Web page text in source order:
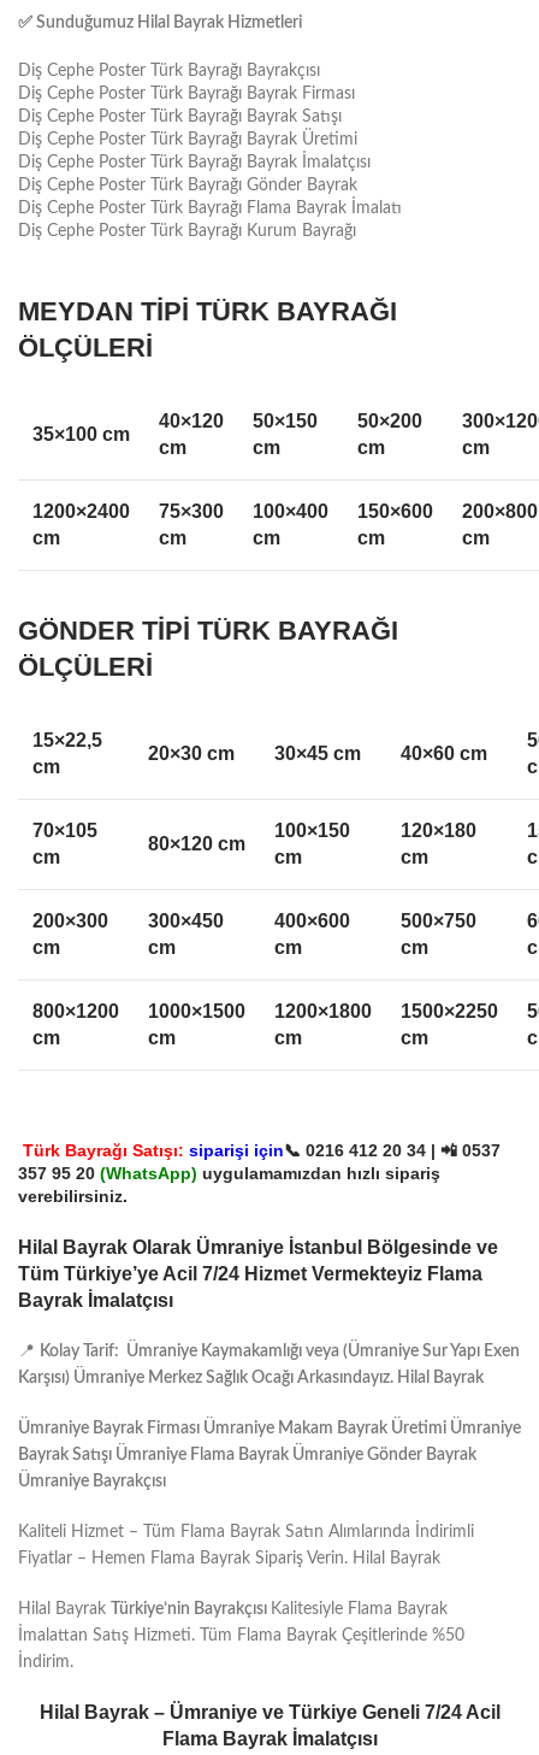
✅ Sunduğumuz Hilal Bayrak Hizmetleri
Diş Cephe Poster Türk Bayrağı Bayrakçısı
Diş Cephe Poster Türk Bayrağı Bayrak Firması
Diş Cephe Poster Türk Bayrağı Bayrak Satışı
Diş Cephe Poster Türk Bayrağı Bayrak Üretimi
Diş Cephe Poster Türk Bayrağı Bayrak İmalatçısı
Diş Cephe Poster Türk Bayrağı Gönder Bayrak
Diş Cephe Poster Türk Bayrağı Flama Bayrak İmalatı
Diş Cephe Poster Türk Bayrağı Kurum Bayrağı
MEYDAN TİPİ TÜRK BAYRAĞI
ÖLÇÜLERİ
35×100 cm
40×120
cm
50×150
cm
50×200
cm
cm
1200×2400
cm
75×300
cm
100×400
cm
150×600
cm
200×800
cm
GÖNDER TİPİ TÜRK BAYRAĞI
ÖLÇÜLERİ
15×22,5
cm
20×30 cm 30×45 cm 40×60 cm
70×105
cm
80×120 cm
100×150
cm
120×180
cm
200×300
cm
300×450
cm
400×600
cm
500×750
cm
800×1200
cm
1000×1500
cm
1200×1800
cm
1500×2250
cm
Türk Bayrağı Satışı: siparişi için📞 0216 412 20 34 | 📲 0537
357 95 20 (WhatsApp) uygulamamızdan hızlı sipariş
verebilirsiniz.
Hilal Bayrak Olarak Ümraniye İstanbul Bölgesinde ve
Tüm Türkiye’ye Acil 7/24 Hizmet Vermekteyiz Flama
Bayrak İmalatçısı
📍 Kolay Tarif: Ümraniye Kaymakamlığı veya (Ümraniye Sur Yapı Exen
Karşısı) Ümraniye Merkez Sağlık Ocağı Arkasındayız. Hilal Bayrak
Ümraniye Bayrak Firması Ümraniye Makam Bayrak Üretimi Ümraniye
Bayrak Satışı Ümraniye Flama Bayrak Ümraniye Gönder Bayrak
Ümraniye Bayrakçısı
Kaliteli Hizmet – Tüm Flama Bayrak Satın Alımlarında İndirimli
Fiyatlar – Hemen Flama Bayrak Sipariş Verin. Hilal Bayrak
Hilal Bayrak Türkiye’nin Bayrakçısı Kalitesiyle Flama Bayrak
İmalattan Satış Hizmeti. Tüm Flama Bayrak Çeşitlerinde %50
İndirim.
Hilal Bayrak – Ümraniye ve Türkiye Geneli 7/24 Acil
Flama Bayrak İmalatçısı